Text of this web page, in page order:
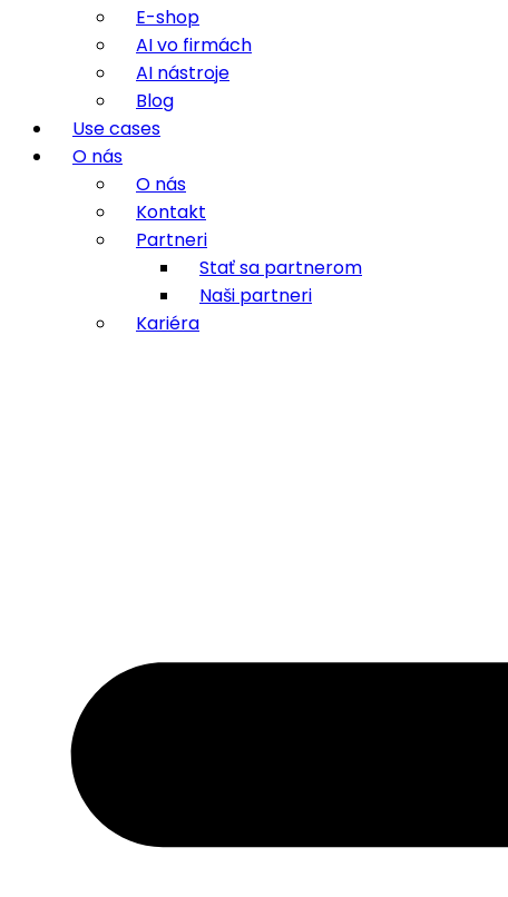
E-shop
AI vo firmách
AI nástroje
Blog
Use cases
O nás
O nás
Kontakt
Partneri
Stať sa partnerom
Naši partneri
Kariéra